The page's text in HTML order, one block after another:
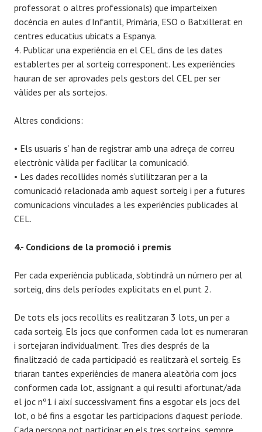
professorat o altres professionals) que imparteixen
docència en aules d’Infantil, Primària, ESO o Batxillerat en
centres educatius ubicats a Espanya.
4. Publicar una experiència en el CEL dins de les dates
establertes per al sorteig corresponent. Les experiències
hauran de ser aprovades pels gestors del CEL per ser
vàlides per als sortejos.
Altres condicions:
• Els usuaris s’ han de registrar amb una adreça de correu
electrònic vàlida per facilitar la comunicació.
• Les dades recollides només s’utilitzaran per a la
comunicació relacionada amb aquest sorteig i per a futures
comunicacions vinculades a les experiències publicades al
CEL.
4.- Condicions de la promoció i premis
Per cada experiència publicada, s’obtindrà un número per al
sorteig, dins dels períodes explicitats en el punt 2.
De tots els jocs recollits es realitzaran 3 lots, un per a
cada sorteig. Els jocs que conformen cada lot es numeraran
i sortejaran individualment. Tres dies després de la
finalització de cada participació es realitzarà el sorteig. Es
triaran tantes experiències de manera aleatòria com jocs
conformen cada lot, assignant a qui resulti afortunat/ada
el joc nº1 i així successivament fins a esgotar els jocs del
lot, o bé fins a esgotar les participacions d’aquest període.
Cada persona pot participar en els tres sortejos, sempre